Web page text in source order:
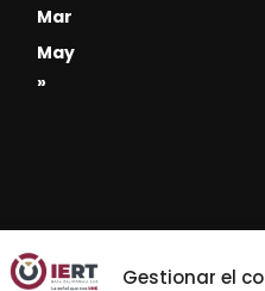
Gestionar el
Mar
May
»